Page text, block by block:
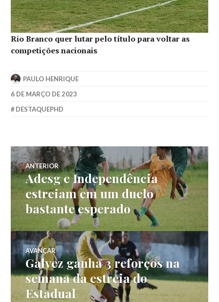
Rio Branco quer lutar pelo título para voltar as
competições nacionais
PAULO HENRIQUE
6 DE MARÇO DE 2023
DESTAQUEPHD
ANTERIOR
Adesg e Independência
estreiam em um duelo
bastante esperado
AVANÇAR
Galvez ganha 3 reforços na
semana da estreia do
Estadual